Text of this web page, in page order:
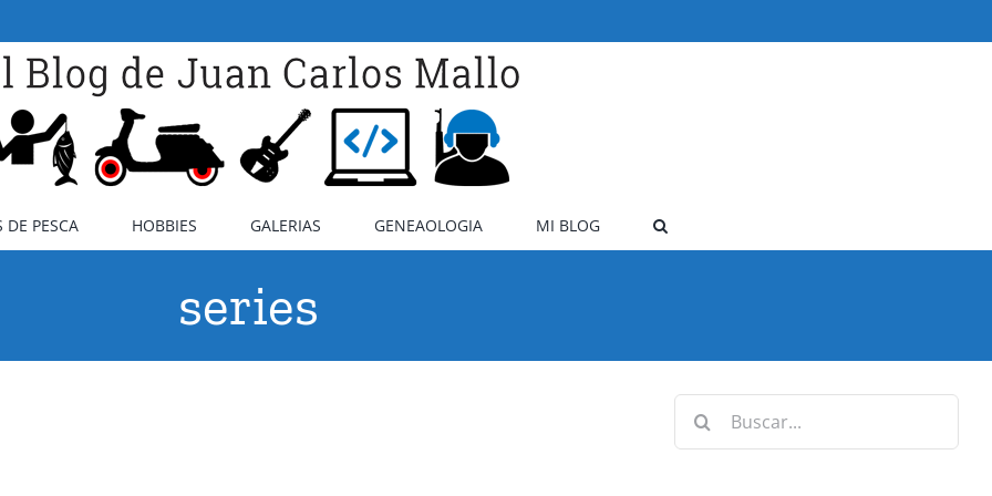
DE PESCA HOBBIES GALERIAS GENEAOLOGIA MI BLOG
series
Buscar: